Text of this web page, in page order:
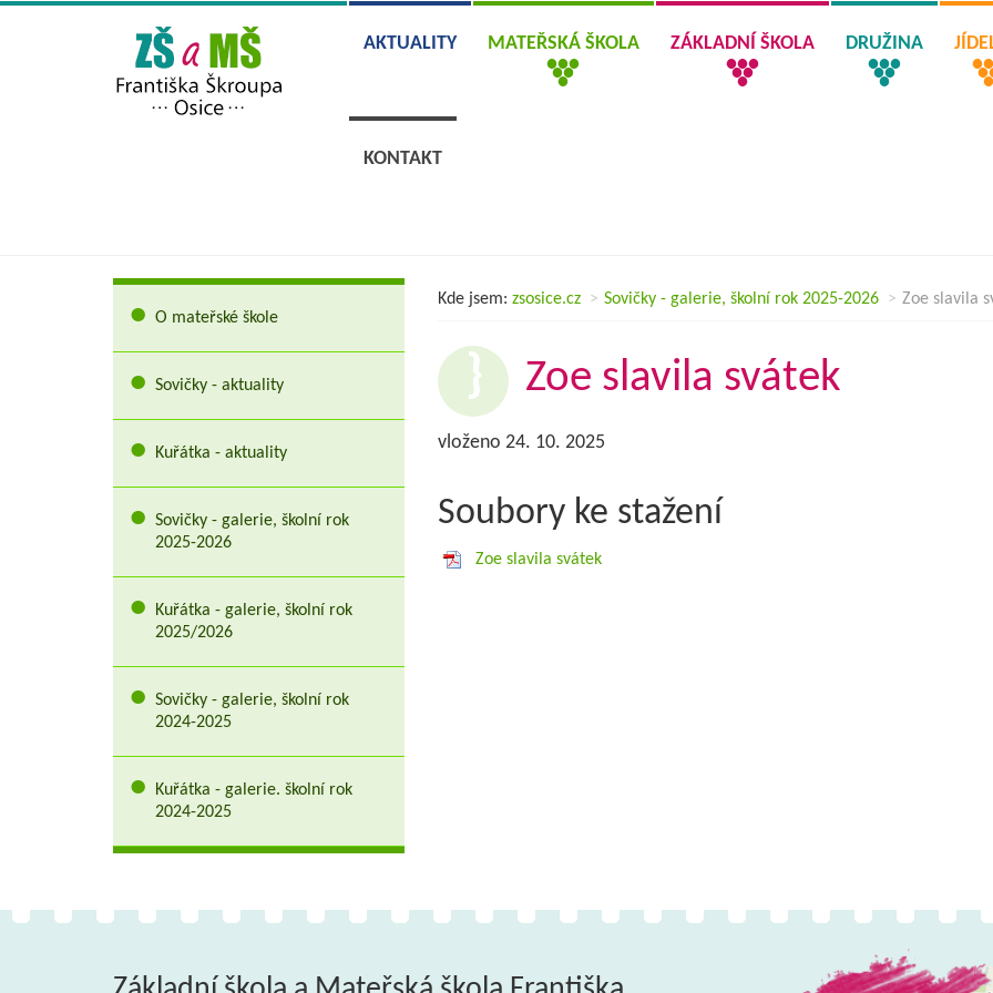
AKTUALITY MATEŘSKÁ ŠKOLA ZÁKLADNÍ ŠKOLA DRUŽINA
KONTAKT
Kde jsem: zsosice.cz Sovičky - galerie, školní rok 2025-2026 Zoe slavila
Zoe slavila svátek
vloženo 24. 10. 2025
Soubory ke stažení
Zoe slavila svátek
O mateřské škole
Sovičky - aktuality
Kuřátka - aktuality
Sovičky - galerie, školní rok
2025-2026
Kuřátka - galerie, školní rok
2025/2026
Sovičky - galerie, školní rok
2024-2025
Kuřátka - galerie. školní rok
2024-2025